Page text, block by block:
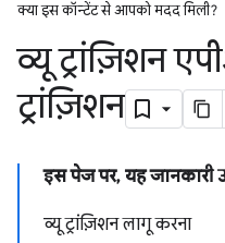
क्या इस कॉन्टेंट से आपको मदद मिली?
व्यू ट्रांज़िशन
ट्रांज़िशन
इस पेज पर, यह जानकारी
व्यू ट्रांज़िशन लागू करना